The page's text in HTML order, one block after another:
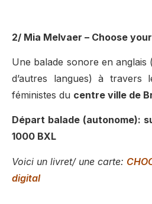
2/ Mia Melvaer – Choose
Une balade sonore en anglais
d’autres langues)à travers
féministes du centre ville de
Départ balade (autonome):
1000 BXL
Voici un livret/ une carte:
digital